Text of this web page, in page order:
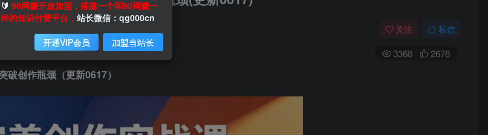
关注 私信
3368 2678
破创作瓶颈（更新0617）
🔰 90网赚开放加盟，搭建一个和90网赚一
样的知识付费平台， 站长微信：qg000cn
开通VIP会员 加盟当站长